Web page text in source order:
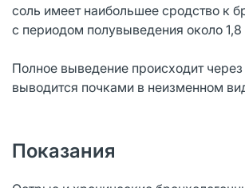
соль имеет наибольшее сродство к
с периодом полувыведения около
Полное выведение происходит
выводится почками в неизменном
Показания